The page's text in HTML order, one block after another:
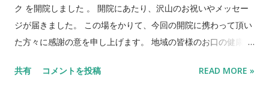
ク を開院しました 。 開院にあたり、沢山のお祝いやメッセー
ジが届きました。 この場をかりて、今回の開院に携わって頂い
た方々に感謝の意を申し上げます。 地域の皆様のお口の健康維
します。 柏木ミモザ歯科クリニックはこちら～
共有 コメントを投稿 READ MORE »